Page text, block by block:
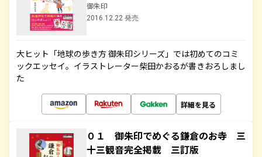
御朱印
2016.12.22 発売
大ヒット「地球の歩き方 御朱印シリーズ」では初めてのコミ
ックエッセイ。イラストレーター柴田かおるが書きおろしまし
た
詳細を見る
０１ 御朱印でめぐる鎌倉のお寺 三
十三観音完全掲載 三訂版